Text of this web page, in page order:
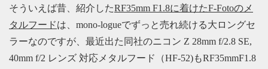
そういえば昔、紹介したRF35mm F1.8に着けたF-Fotoのメ
タルフードは、mono-logueでずっと売れ続ける大ロングセ
ラーなのですが、最近出た同社のニコン Z 28mm f/2.8 SE,
40mm f/2 レンズ 対応メタルフード（HF-52)もRF35mmF1.8